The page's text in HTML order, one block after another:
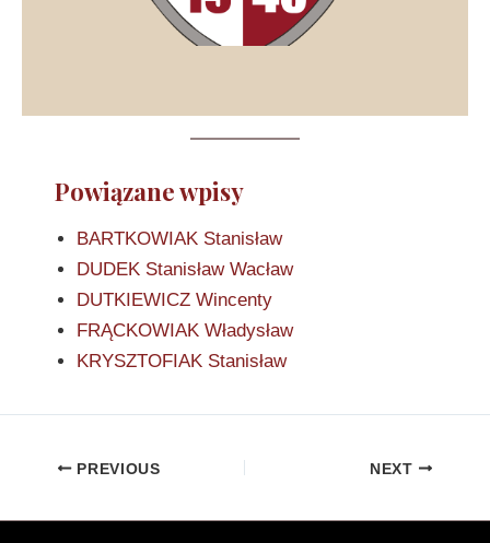
Powiązane wpisy
BARTKOWIAK Stanisław
DUDEK Stanisław Wacław
DUTKIEWICZ Wincenty
FRĄCKOWIAK Władysław
KRYSZTOFIAK Stanisław
PREVIOUS NEXT